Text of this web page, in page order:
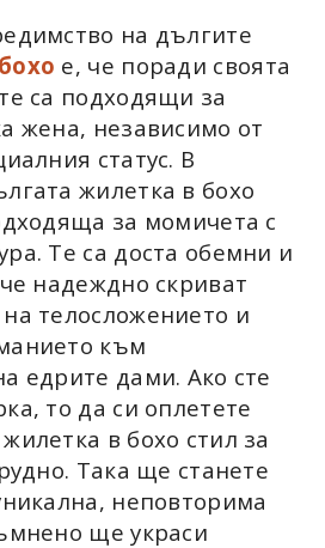
на дългите
е, че поради своята
са подходящи за
жена, независимо от
статус. В
жилетка в бохо
за момичета с
Те са доста обемни и
надеждно скриват
телосложението и
към
едрите дами. Ако сте
то да си оплетете
в бохо стил за
Така ще станете
неповторима
ще украси